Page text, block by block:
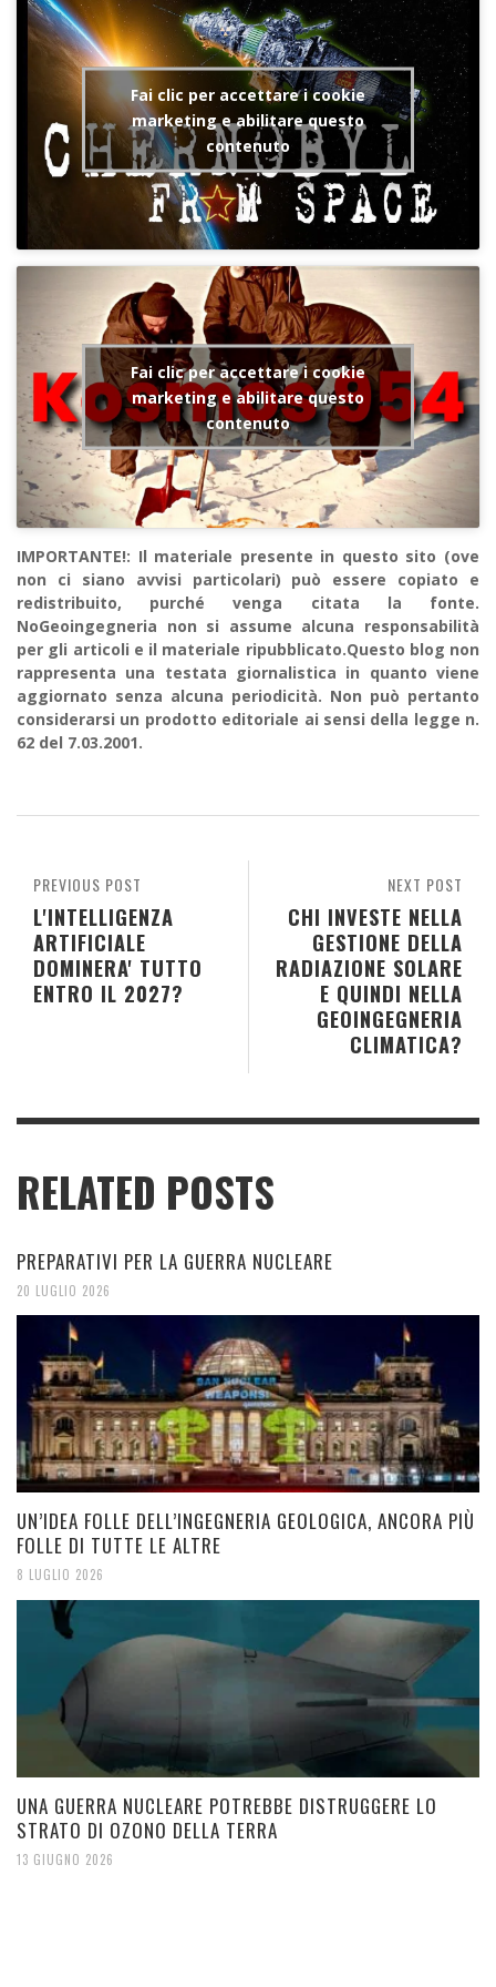
Fai clic per accettare i cookie
marketing e abilitare questo
contenuto
Fai clic per accettare i cookie
marketing e abilitare questo
contenuto
IMPORTANTE!: Il materiale presente in questo sito (ove
non ci siano avvisi particolari) può essere copiato e
redistribuito, purché venga citata la fonte.
NoGeoingegneria non si assume alcuna responsabilità
per gli articoli e il materiale ripubblicato.Questo blog non
rappresenta una testata giornalistica in quanto viene
aggiornato senza alcuna periodicità. Non può pertanto
considerarsi un prodotto editoriale ai sensi della legge n.
62 del 7.03.2001.
NEXT POST
CHI INVESTE NELLA
GESTIONE DELLA
RADIAZIONE SOLARE
E QUINDI NELLA
GEOINGEGNERIA
CLIMATICA?
PREVIOUS POST
L'INTELLIGENZA
ARTIFICIALE
DOMINERA' TUTTO
ENTRO IL 2027?
RELATED POSTS
PREPARATIVI PER LA GUERRA NUCLEARE
20 LUGLIO 2026
UN’IDEA FOLLE DELL’INGEGNERIA GEOLOGICA, ANCORA PIÙ
FOLLE DI TUTTE LE ALTRE
8 LUGLIO 2026
UNA GUERRA NUCLEARE POTREBBE DISTRUGGERE LO
STRATO DI OZONO DELLA TERRA
13 GIUGNO 2026